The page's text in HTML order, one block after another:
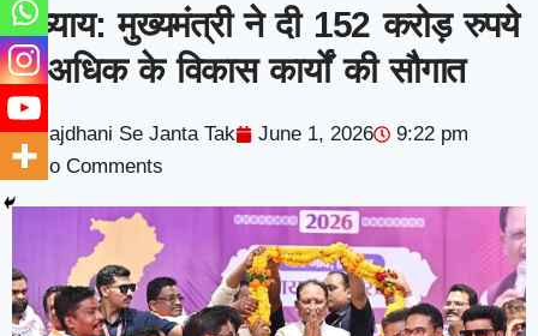
अध्याय: मुख्यमंत्री ने दी 152 करोड़ रुपये
से अधिक के विकास कार्यों की सौगात
Rajdhani Se Janta Tak June 1, 2026
9:22 pm
No Comments